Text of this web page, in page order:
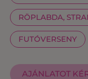
RÖPLABDA,
FUTÓVERSENY
AJÁNLATOT